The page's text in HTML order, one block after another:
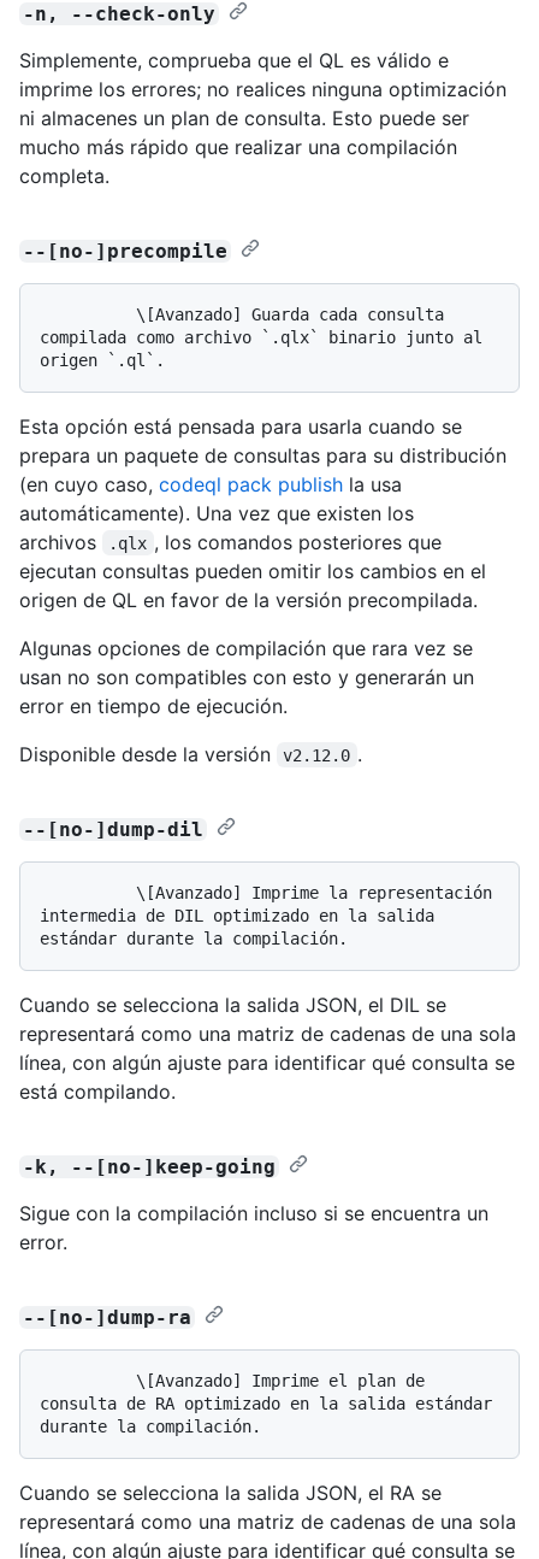
-n, --check-only
Simplemente, comprueba que el QL es válido e
imprime los errores; no realices ninguna optimización
ni almacenes un plan de consulta. Esto puede ser
mucho más rápido que realizar una compilación
completa.
--[no-]precompile
compilada como archivo `.qlx` binario junto al
Esta opción está pensada para usarla cuando se
prepara un paquete de consultas para su distribución
(en cuyo caso, codeql pack publish la usa
automáticamente). Una vez que existen los
archivos
.qlx , los comandos posteriores que
ejecutan consultas pueden omitir los cambios en el
origen de QL en favor de la versión precompilada.
Algunas opciones de compilación que rara vez se
usan no son compatibles con esto y generarán un
error en tiempo de ejecución.
Disponible desde la versión
v2.12.0 .
--[no-]dump-dil
intermedia de DIL optimizado en la salida
Cuando se selecciona la salida JSON, el DIL se
representará como una matriz de cadenas de una sola
línea, con algún ajuste para identificar qué consulta se
está compilando.
-k, --[no-]keep-going
Sigue con la compilación incluso si se encuentra un
error.
--[no-]dump-ra
consulta de RA optimizado en la salida estándar
Cuando se selecciona la salida JSON, el RA se
representará como una matriz de cadenas de una sola
línea, con algún ajuste para identificar qué consulta se